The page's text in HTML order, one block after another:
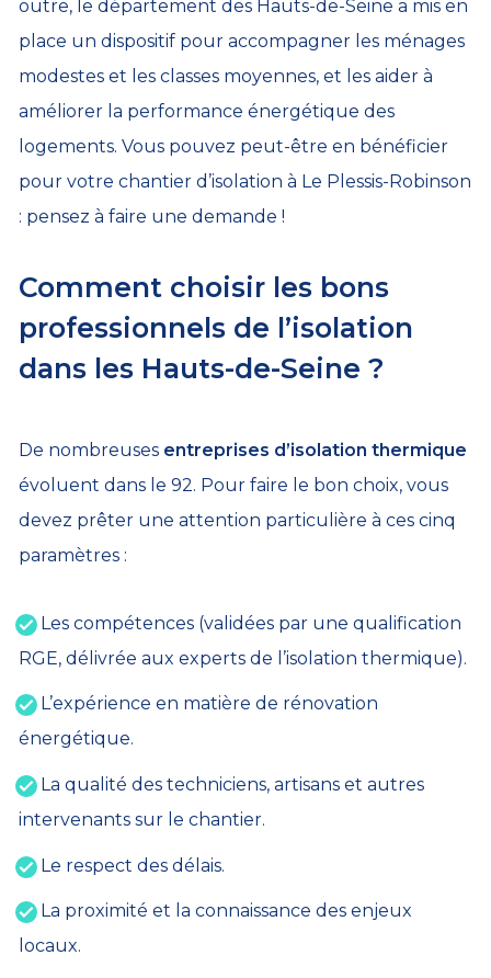
outre, le département des Hauts-de-Seine a mis en
place un dispositif pour accompagner les ménages
modestes et les classes moyennes, et les aider à
améliorer la performance énergétique des
logements. Vous pouvez peut-être en bénéficier
pour votre chantier d’isolation à Le Plessis-Robinson
: pensez à faire une demande !
Comment choisir les bons
professionnels de l’isolation
dans les Hauts-de-Seine ?
De nombreuses entreprises d’isolation thermique
évoluent dans le 92. Pour faire le bon choix, vous
devez prêter une attention particulière à ces cinq
paramètres :
Les compétences (validées par une qualification
RGE, délivrée aux experts de l’isolation thermique).
L’expérience en matière de rénovation
énergétique.
La qualité des techniciens, artisans et autres
intervenants sur le chantier.
Le respect des délais.
La proximité et la connaissance des enjeux
locaux.